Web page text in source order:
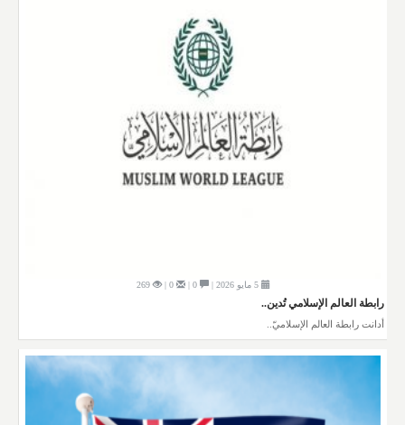
5 مايو 2026 | 0 |
0 |
269
رابطة العالم الإسلامي تُدين..
أدانت رابطة العالم الإسلاميّ..